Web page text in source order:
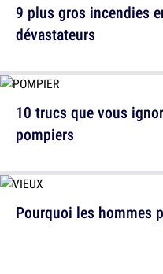
10 trucs que vous
pompiers
9 plus gros incendies
dévastateurs
Pourquoi les hommes